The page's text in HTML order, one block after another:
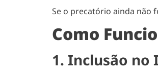
Se o precatório ainda não
Como
1. Inclusão